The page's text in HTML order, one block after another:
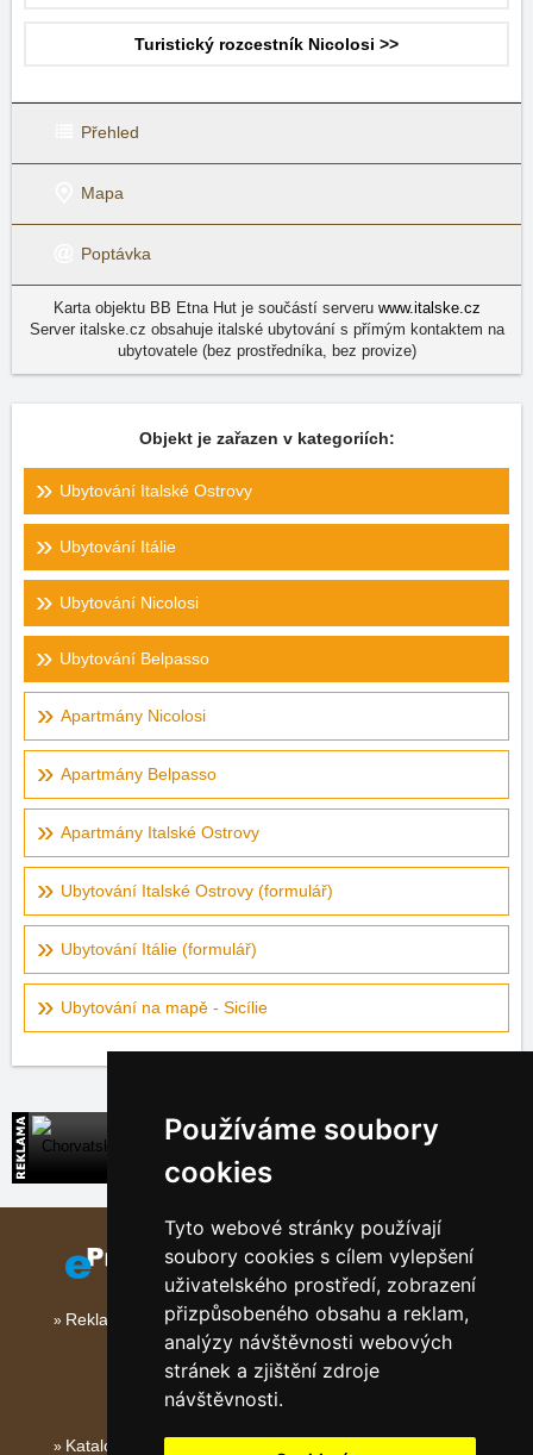
Používáme soubory
cookies
Tyto webové stránky používají
soubory cookies s cílem vylepšení
uživatelského prostředí, zobrazení
přizpůsobeného obsahu a reklam,
analýzy návštěvnosti webových
stránek a zjištění zdroje
návštěvnosti.
Turistický rozcestník Nicolosi >>
Přehled
Mapa
Poptávka
Karta objektu BB Etna Hut je součástí serveru www.italske.cz
Server italske.cz obsahuje italské ubytování s přímým kontaktem na
ubytovatele (bez prostředníka, bez provize)
Objekt je zařazen v kategoriích:
Ubytování Italské Ostrovy
Ubytování Itálie
Ubytování Nicolosi
Ubytování Belpasso
Apartmány Nicolosi
Apartmány Belpasso
Apartmány Italské Ostrovy
Ubytování Italské Ostrovy (formulář)
Ubytování Itálie (formulář)
Ubytování na mapě - Sicílie
Chorvatsko
Přímé kontakty na ubytování v Chorvatsku
Reklama na tomto serveru
Katalog ubytování